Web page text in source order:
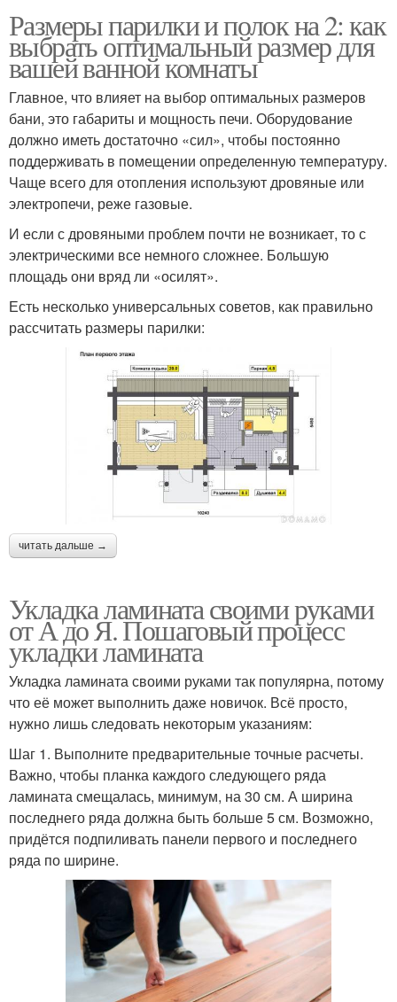
Размеры парилки и полок на 2: как
выбрать оптимальный размер для
вашей ванной комнаты
Главное, что влияет на выбор оптимальных размеров
бани, это габариты и мощность печи. Оборудование
должно иметь достаточно «сил», чтобы постоянно
поддерживать в помещении определенную температуру.
Чаще всего для отопления используют дровяные или
электропечи, реже газовые.
И если с дровяными проблем почти не возникает, то с
электрическими все немного сложнее. Большую
площадь они вряд ли «осилят».
Есть несколько универсальных советов, как правильно
рассчитать размеры парилки:
читать дальше →
Укладка ламината своими руками
от А до Я. Пошаговый процесс
укладки ламината
Укладка ламината своими руками так популярна, потому
что её может выполнить даже новичок. Всё просто,
нужно лишь следовать некоторым указаниям:
Шаг 1. Выполните предварительные точные расчеты.
Важно, чтобы планка каждого следующего ряда
ламината смещалась, минимум, на 30 см. А ширина
последнего ряда должна быть больше 5 см. Возможно,
придётся подпиливать панели первого и последнего
ряда по ширине.